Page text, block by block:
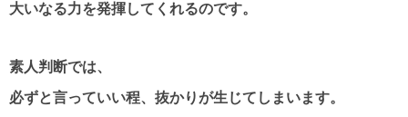
大いなる力を発揮してくれるのです。
素人判断では、
必ずと言っていい程、抜かりが生じてしまいます。